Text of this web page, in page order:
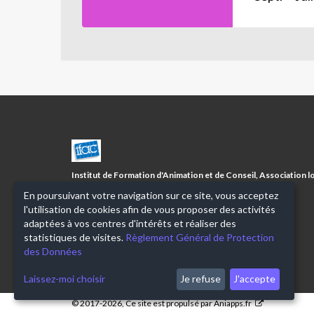
CENTRE
SOCIAL
FISSIAUX/5
Institut de Formation d'Animation et de Conseil, Association
© 2017-2026, Ce site est propulsé parAniapps.fr
En poursuivant votre navigation sur ce site, vous acceptez
l'utilisation de cookies afin de vous proposer des activités
adaptées à vos centres d'intérêts et réaliser des
statistiques de visites. Règlement Général de Protection
des Données
Laissez-moi choisir Je refuse J'accepte